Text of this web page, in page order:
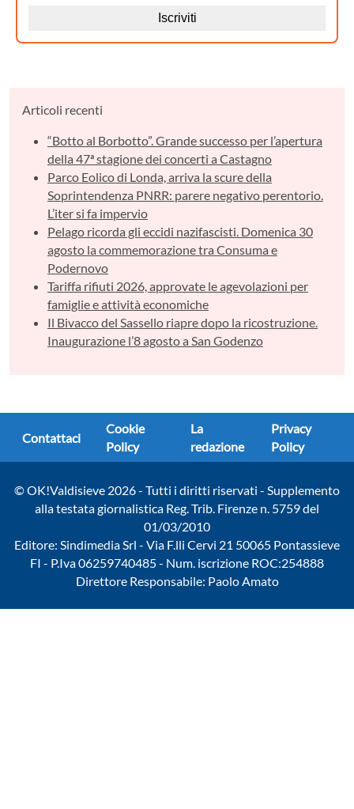
Articoli recenti
“Botto al Borbotto”. Grande successo per l’apertura
della 47ª stagione dei concerti a Castagno
Parco Eolico di Londa, arriva la scure della
Soprintendenza PNRR: parere negativo perentorio.
L’iter si fa impervio
Pelago ricorda gli eccidi nazifascisti. Domenica 30
agosto la commemorazione tra Consuma e
Podernovo
Tariffa rifiuti 2026, approvate le agevolazioni per
famiglie e attività economiche
Il Bivacco del Sassello riapre dopo la ricostruzione.
Inaugurazione l’8 agosto a San Godenzo
Contattaci
Cookie
Policy
La
redazione
Privacy
Policy
© OK!Valdisieve 2026 - Tutti i diritti riservati - Supplemento
alla testata giornalistica Reg. Trib. Firenze n. 5759 del
01/03/2010
Editore: Sindimedia Srl - Via F.lli Cervi 21 50065 Pontassieve
FI - P.Iva 06259740485 - Num. iscrizione ROC:254888
Direttore Responsabile: Paolo Amato